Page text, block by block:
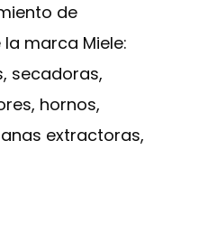
de
marca Miele:
secadoras,
hornos,
extractoras,